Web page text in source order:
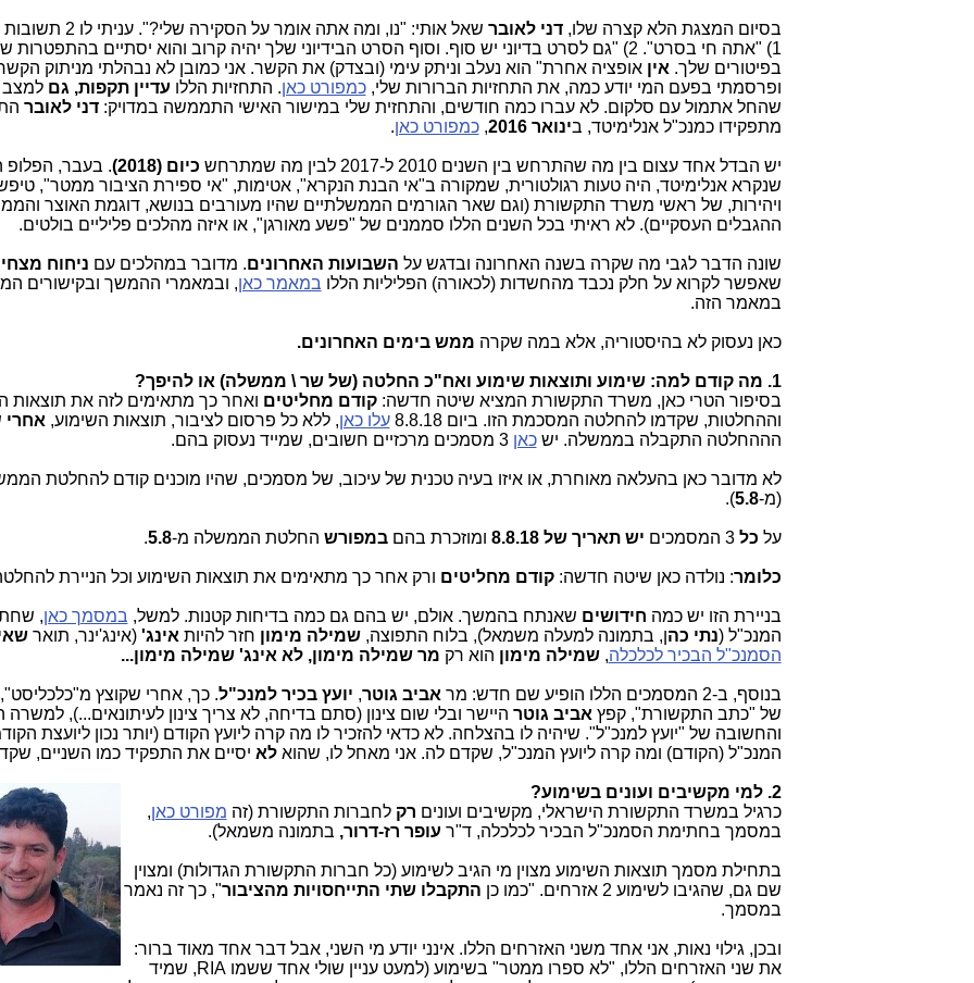
בסיום המצגת הלא קצרה שלו,דני לאובר
שאל אותי: "נו, ומה אתה אומר על
1) "אתה חי בסרט". 2) "גם לסרט בדיוני יש סוף. וסוף הסרט הבידיוני שלך יהיה קרוב והוא יסתיים בהתפטרות
בפיטורים שלך. איןאופציה אחרת" הוא נעלב וניתק עימי (ובצדק) את הקשר. אני כמובן לא נבהלתי מניתוק
ופרסמתי בפעם המי יודע כמה, את התחזיות הברורות שלי,כמפורט כאן. התחזיות הללו עדיין תקפות, גם
שהחל אתמול עם סלקום. לא עברו כמה חודשים, והתחזית שלי במישור האישי התממשה במדויק:דני לאובר
מתפקידו כמנכ"ל אנלימיטד, בינואר 2016 ,כמפורט כאן.
יש הבדל אחד עצום בין מה שהתרחש בין השנים 2010 ל-2017 לבין מה שמתרחש כיום (2018)
. בעבר, הפלופ
שנקרא אנלימיטד, היה טעות רגולטורית, שמקורה ב"אי הבנת הנקרא", אטימות, "אי ספירת הציבור ממטר",
ויהירות, של ראשי משרד התקשורת (וגם שאר הגורמים הממשלתיים שהיו מעורבים בנושא, דוגמת האוצר
ההגבלים העסקיים). לא ראיתי בכל השנים הללו סממנים של "פשע מאורגן", או איזה מהלכים פליליים בולטים.
שונה הדבר לגבי מה שקרה בשנה האחרונה ובדגש על השבועות האחרונים. מדובר במהלכים עם ניחוח
שאפשר לקרוא על חלק נכבד מהחשדות (לכאורה) הפליליות הללו במאמר כאן, ובמאמרי ההמשך ובקישורים
במאמר הזה.
כאן נעסוק לא בהיסטוריה, אלא במה שקרה ממש בימים האחרונים.
1. מה קודם למה: שימוע ותוצאות שימוע ואח"כ החלטה (של שר \ ממשלה) או להיפך?
בסיפור הטרי כאן, משרד התקשורת המציא שיטה חדשה:קודם מחליטים ואחר כך מתאימים לזה את תוצאות
וההחלטות, שקדמו להחלטה המסכמת הזו. ביום 8.8.18
עלו כאן, ללא כל פרסום לציבור, תוצאות השימוע, אחרי
הההחלטה התקבלה בממשלה. ישכאן 3 מסמכים מרכזיים חשובים, שמייד נעסוק בהם.
לא מדובר כאן בהעלאה מאוחרת, או איזו בעיה טכנית של עיכוב, של מסמכים, שהיו מוכנים קודם להחלטת
(מ-5.8
).
על כל3 המסמכים יש תאריך של 8.8.18 ומוזכרת בהםבמפורש החלטת הממשלה מ-5.8
.
כלומר: נולדה כאן שיטה חדשה:קודם מחליטים ורק אחר כך מתאימים את תוצאות השימוע וכל הניירת
בניירת הזו יש כמה חידושים שאנתח בהמשך. אולם, יש בהם גם כמה בדיחות קטנות. למשל, במסמך כאן,
המנכ"ל (נתי כהן, בתמונה למעלה משמאל), בלוח התפוצה,שמילה מימון חזר להיות אינג' (אינג'ינר, תואר
הסמנכ"ל הבכיר לכלכלה,שמילה מימון הוא רק מר שמילה מימון, לא אינג' שמילה מימון...
בנוסף, ב-2 המסמכים הללו הופיע שם חדש: מר אביב גוטר, יועץ בכיר למנכ"ל. כך, אחרי שקוצץ
של "כתב התקשורת", קפץ אביב גוטר היישר ובלי שום צינון (סתם בדיחה, לא צריך צינון לעיתונאים...), למשרה
והחשובה של "יועץ למנכ"ל". שיהיה לו בהצלחה. לא כדאי להזכיר לו מה קרה ליועץ הקודם (יותר נכון ליועצת
המנכ"ל (הקודם) ומה קרה ליועץ המנכ"ל, שקדם לה. אני מאחל לו, שהואלא יסיים את התפקיד כמו השניים,
2. למי מקשיבים ועונים בשימוע?
כרגיל במשרד התקשורת הישראלי, מקשיבים ועונים רק לחברות התקשורת (זה מפורט כאן,
במסמך בחתימת הסמנכ"ל הבכיר לכלכלה, ד"ר עופר רז-דרור, בתמונה משמאל).
בתחילת מסמך תוצאות השימוע מצוין מי הגיב לשימוע (כל חברות התקשורת הגדולות) ומצוין
שם גם, שהגיבו לשימוע 2 אזרחים. "כמו כן
התקבלו שתי התייחסויות מהציבור", כך זה נאמר
במסמך.
ובכן, גילוי נאות, אני אחד משני האזרחים הללו. אינני יודע מי השני, אבל דבר אחד מאוד ברור:
את שני האזרחים הללו, "לא ספרו ממטר" בשימוע (למעט עניין שולי אחד ששמו RIA, שמיד